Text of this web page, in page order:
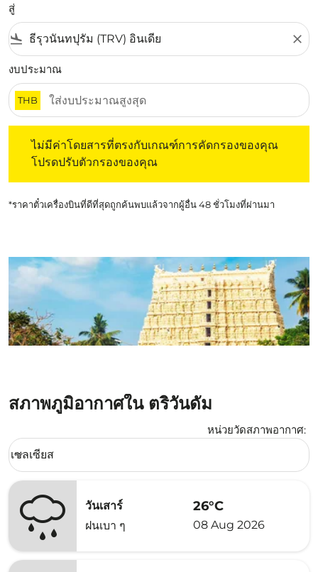
สู่
flight_land close
งบประมาณ
THB
ไม่มีค่าโดยสารที่ตรงกับเกณฑ์การคัดกรองของคุณ
โปรดปรับตัวกรองของคุณ
*ราคาตั๋วเครื่องบินที่ดีที่สุดถูกค้นพบแล้วจากผู้อื่น 48 ชั่วโมงที่ผ่านมา
สภาพภูมิอากาศใน ตริวันดัม
หน่วยวัดสภาพอากาศ:
Weather unit option เซลเซียส Selected
เซลเซียส
keyboard_arrow_down
วันเสาร์
ฝนเบา ๆ
26°C
08 Aug 2026